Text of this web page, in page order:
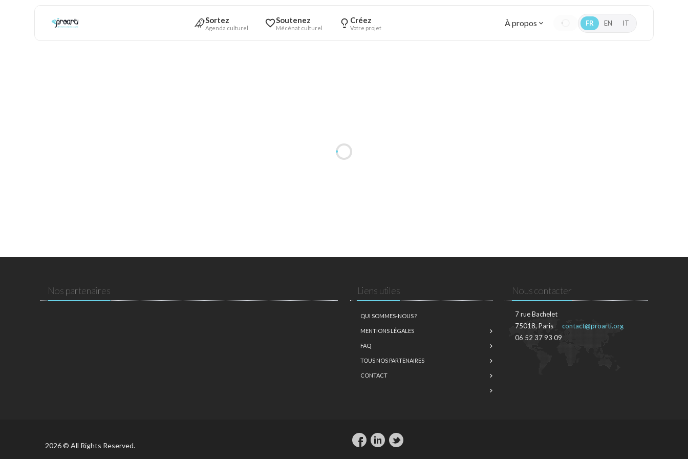
Sortez
Agenda culturel
Soutenez
Mécénat culturel
Créez
Votre projet À propos FR EN IT
Nos partenaires Liens utiles
QUI SOMMES-NOUS ?
MENTIONS LÉGALES
FAQ
TOUS NOS PARTENAIRES
CONTACT
Nous contacter
7 rue Bachelet
75018, Paris
06 52 37 93 09
contact@proarti.org
2026 © All Rights Reserved.